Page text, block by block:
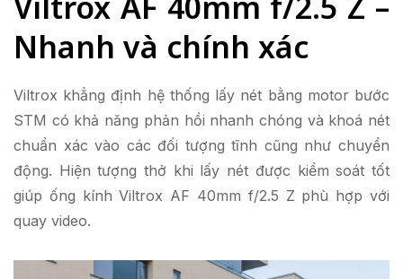
Nhanh và chính xác
Viltrox khẳng định hệ thống lấy nét bằng motor bước
STM có khả năng phản hồi nhanh chóng và khoá nét
chuẩn xác vào các đối tượng tĩnh cũng như chuyển
động. Hiện tượng thở khi lấy nét được kiểm soát tốt
giúp ống kính Viltrox AF 40mm f/2.5 Z phù hợp với
quay video.